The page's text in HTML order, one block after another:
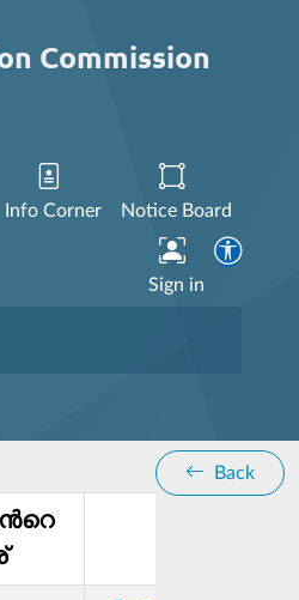
Commission
Info Corner Notice Board
Sign in
Back